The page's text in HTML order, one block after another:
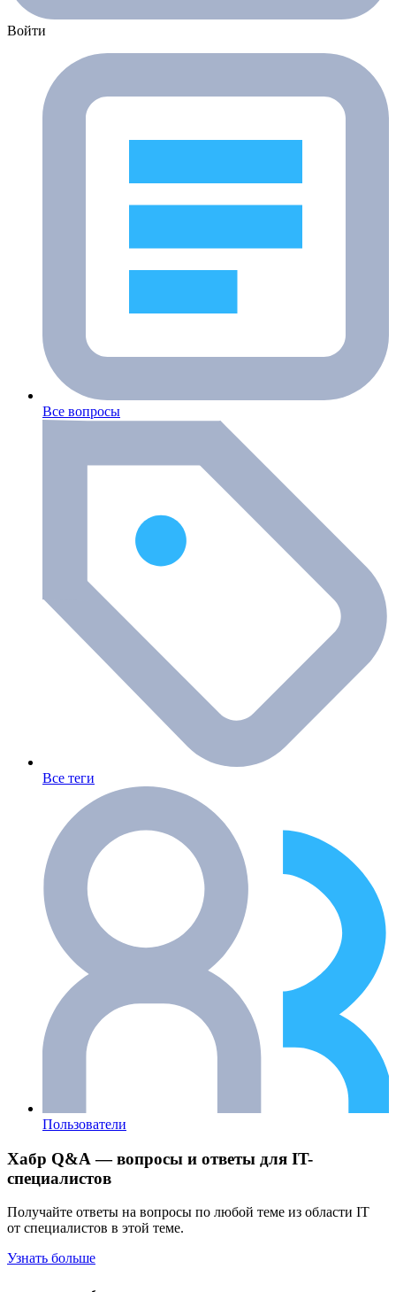
Войти
Все вопросы
Все теги
Пользователи
Хабр Q&A — вопросы и ответы для IT-
специалистов
Получайте ответы на вопросы по любой теме из области IT
от специалистов в этой теме.
Узнать больше